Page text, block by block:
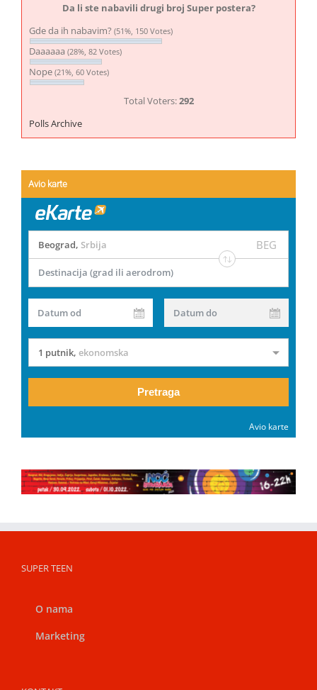
Da li ste nabavili drugi broj Super postera?
Gde da ih nabavim? (51%, 150 Votes)
Daaaaaa (28%, 82 Votes)
Nope (21%, 60 Votes)
Total Voters:292
Polls Archive
Avio karte
Beograd, Srbija BEG
Destinacija (grad ili aerodrom)
Datum od Datum do
1 putnik, ekonomska
Pretraga
Avio karte
SUPER TEEN
O nama
Marketing